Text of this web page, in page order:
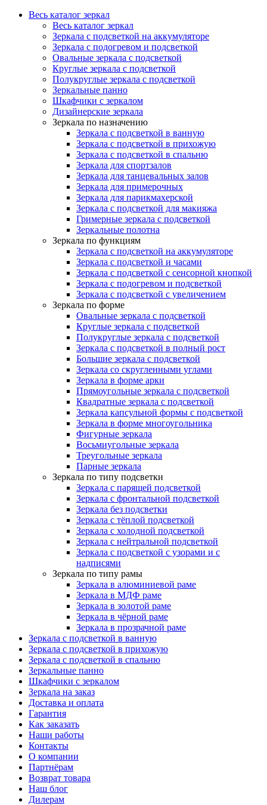
Весь каталог зеркал
Весь каталог зеркал
Зеркала с подсветкой на аккумуляторе
Зеркала с подогревом и подсветкой
Овальные зеркала с подсветкой
Круглые зеркала с подсветкой
Полукруглые зеркала с подсветкой
Зеркальные панно
Шкафчики с зеркалом
Дизайнерские зеркала
Зеркала по назначению
Зеркала с подсветкой в ванную
Зеркала с подсветкой в прихожую
Зеркала с подсветкой в спальню
Зеркала для спортзалов
Зеркала для танцевальных залов
Зеркала для примерочных
Зеркала для парикмахерской
Зеркала с подсветкой для макияжа
Гримерные зеркала с подсветкой
Зеркальные полотна
Зеркала по функциям
Зеркала с подсветкой на аккумуляторе
Зеркала с подсветкой и часами
Зеркала с подсветкой с сенсорной кнопкой
Зеркала с подогревом и подсветкой
Зеркала с подсветкой с увеличением
Зеркала по форме
Овальные зеркала с подсветкой
Круглые зеркала с подсветкой
Полукруглые зеркала с подсветкой
Зеркала с подсветкой в полный рост
Большие зеркала с подсветкой
Зеркала со скругленными углами
Зеркала в форме арки
Прямоугольные зеркала с подсветкой
Квадратные зеркала с подсветкой
Зеркала капсульной формы с подсветкой
Зеркала в форме многоугольника
Фигурные зеркала
Восьмиугольные зеркала
Треугольные зеркала
Парные зеркала
Зеркала по типу подсветки
Зеркала с парящей подсветкой
Зеркала с фронтальной подсветкой
Зеркала без подсветки
Зеркала с тёплой подсветкой
Зеркала с холодной подсветкой
Зеркала с нейтральной подсветкой
Зеркала с подсветкой с узорами и с
надписями
Зеркала по типу рамы
Зеркала в алюминиевой раме
Зеркала в МДФ раме
Зеркала в золотой раме
Зеркала в чёрной раме
Зеркала в прозрачной раме
Зеркала с подсветкой в ванную
Зеркала с подсветкой в прихожую
Зеркала с подсветкой в спальню
Зеркальные панно
Шкафчики с зеркалом
Зеркала на заказ
Доставка и оплата
Гарантия
Как заказать
Наши работы
Контакты
О компании
Партнёрам
Возврат товара
Наш блог
Дилерам